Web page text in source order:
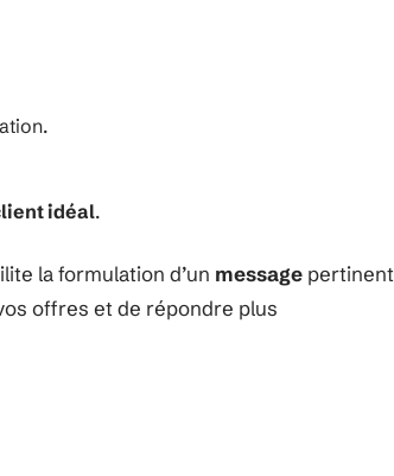
idéal.
la formulation d’un message pertinent
offres et de répondre plus